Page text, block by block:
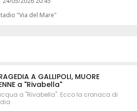
"Via del Mare"
A GALLIPOLI, MUORE
a "Rivabella"
a "Rivabella". Ecco la cronaca di